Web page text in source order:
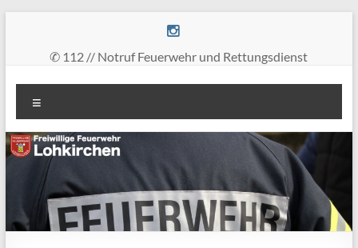
springen✆ 112 // Notruf Feuerwehr und Rettungsdienst
Freiwillige
Feuerwehr
Lohkirchen
retten
löschen